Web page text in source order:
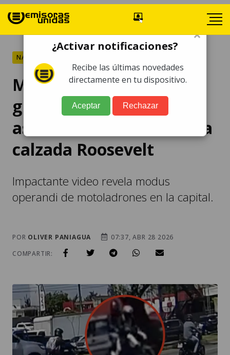
NACIONALES
Motoladrones quedan
grabados mientras
asaltan a conductor en la
calzada Roosevelt
Impactante video revela modus
operandi de motoladrones en la capital.
POR OLIVER PANIAGUA
07:37, ABR 28 2026
COMPARTIR:
×
¿Activar notificaciones?
Recibe las últimas novedades
directamente en tu dispositivo.
Aceptar Rechazar